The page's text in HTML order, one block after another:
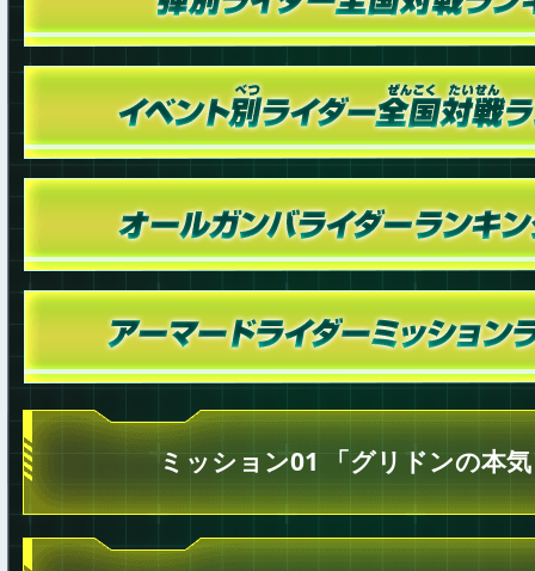
ミッション01 「グリドンの本